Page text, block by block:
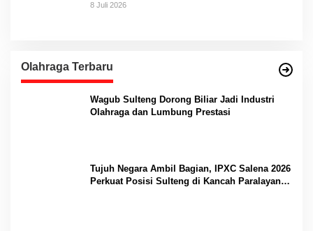
8 Juli 2026
Olahraga Terbaru
Wagub Sulteng Dorong Biliar Jadi Industri
Olahraga dan Lumbung Prestasi
Tujuh Negara Ambil Bagian, IPXC Salena 2026
Perkuat Posisi Sulteng di Kancah Paralayang